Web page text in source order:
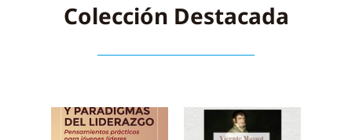
Colección Destacada